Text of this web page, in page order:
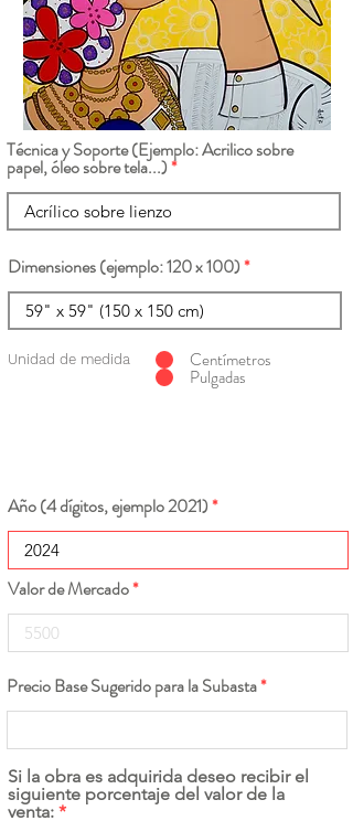
Técnica y Soporte (Ejemplo: Acrilico sobre
papel, óleo sobre tela...)
Dimensiones (ejemplo: 120 x 100)
Unidad de medida Centímetros
Pulgadas
Año (4 dígitos, ejemplo 2021)
Valor de Mercado
Precio Base Sugerido para la Subasta
Si la obra es adquirida deseo recibir el
siguiente porcentaje del valor de la
venta: